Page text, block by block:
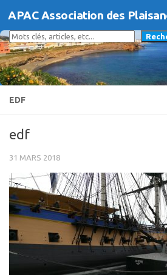
Skip to content
EDF
edf
31 MARS 2018